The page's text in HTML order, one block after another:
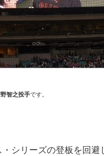
智之投手です。
シリーズの登板を回避